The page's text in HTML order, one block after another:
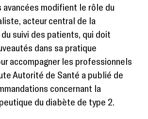
modifient le rôle du
acteur central de la
suivi des patients, qui doit
dans sa pratique
accompagner les professionnels
Autorité de Santé a publié de
concernant la
du diabète de type 2.